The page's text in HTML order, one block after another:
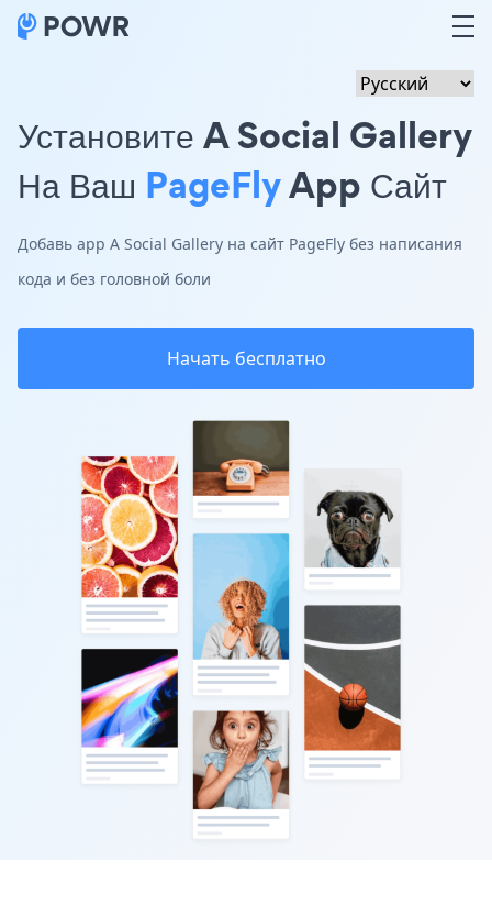
Установите A Social Gallery
На Ваш PageFlyApp Сайт
Добавь app A Social Gallery на сайт PageFly без написания
кода и без головной боли
Начать бесплатно